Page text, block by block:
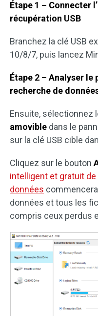
Étape 1 – Connecter
récupération USB
Branchez la clé USB
10/8/7, puis lancez
Étape 2 – Analyser le
recherche de
Ensuite, sélectionnez
amovible dans le
sur la clé USB cible
Cliquez sur le bouton
intelligent et gratuit
données
données et tous les
compris ceux perdus